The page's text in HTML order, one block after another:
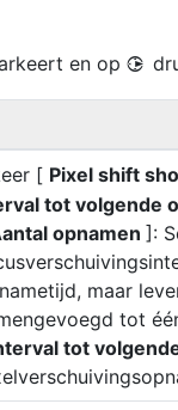
en op 2
[ Pixel shift
tot volgende
opnamen ]:
maar
tot
tot